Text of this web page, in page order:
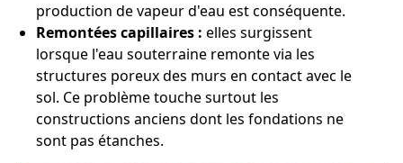
production de vapeur d'eau est conséquente.
Remontées capillaires : elles surgissent
lorsque l'eau souterraine remonte via les
structures poreux des murs en contact avec le
sol. Ce problème touche surtout les
constructions anciens dont les fondations ne
sont pas étanches.